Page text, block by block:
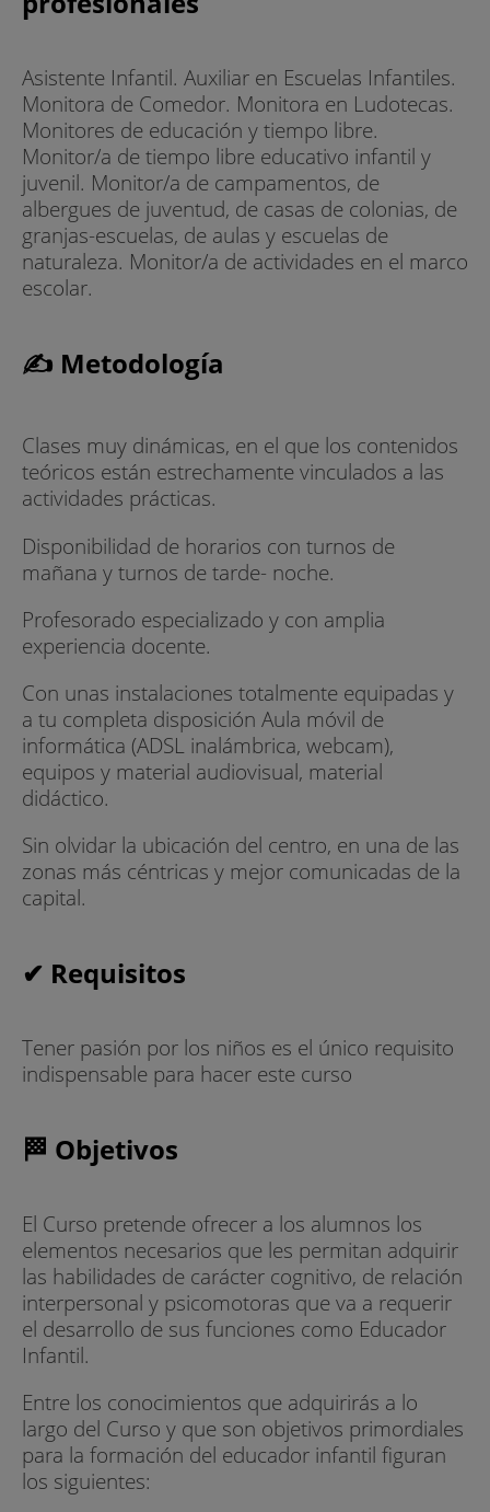
Asistente Infantil. Auxiliar en Escuelas Infantiles.
Monitora de Comedor. Monitora en Ludotecas.
Monitores de educación y tiempo libre.
Monitor/a de tiempo libre educativo infantil y
juvenil. Monitor/a de campamentos, de
albergues de juventud, de casas de colonias, de
granjas-escuelas, de aulas y escuelas de
naturaleza. Monitor/a de actividades en el marco
escolar.
✍ Metodología
Clases muy dinámicas, en el que los contenidos
teóricos están estrechamente vinculados a las
actividades prácticas.
Disponibilidad de horarios con turnos de
mañana y turnos de tarde- noche.
Profesorado especializado y con amplia
experiencia docente.
Con unas instalaciones totalmente equipadas y
a tu completa disposición Aula móvil de
informática (ADSL inalámbrica, webcam),
equipos y material audiovisual, material
didáctico.
Sin olvidar la ubicación del centro, en una de las
zonas más céntricas y mejor comunicadas de la
capital.
✔ Requisitos
Tener pasión por los niños es el único requisito
indispensable para hacer este curso
🏁 Objetivos
El Curso pretende ofrecer a los alumnos los
elementos necesarios que les permitan adquirir
las habilidades de carácter cognitivo, de relación
interpersonal y psicomotoras que va a requerir
el desarrollo de sus funciones como Educador
Infantil.
Entre los conocimientos que adquirirás a lo
largo del Curso y que son objetivos primordiales
para la formación del educador infantil figuran
los siguientes: